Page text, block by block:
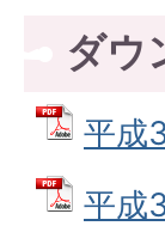
ダウ
平成
平成